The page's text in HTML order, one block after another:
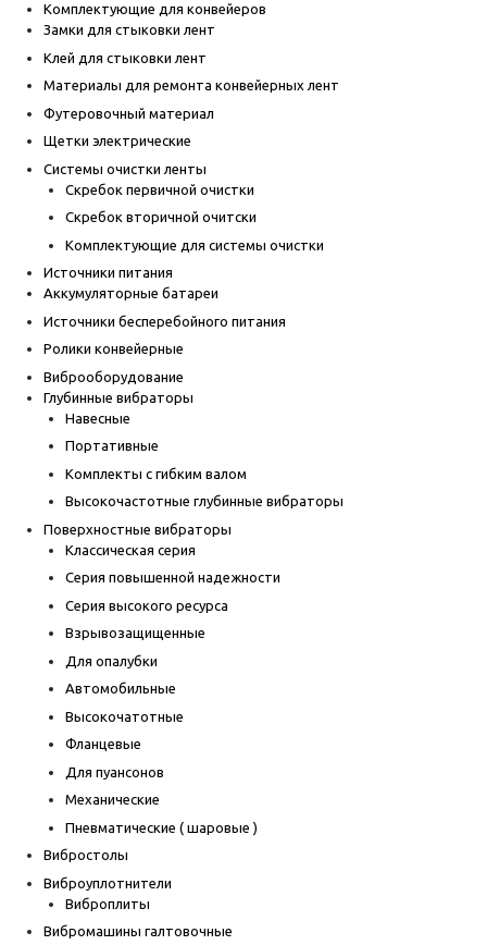
Комплектующие для конвейеров
Замки для стыковки лент
Клей для стыковки лент
Материалы для ремонта конвейерных лент
Футеровочный материал
Щетки электрические
Системы очистки ленты
Скребок первичной очистки
Скребок вторичной очитски
Комплектующие для системы очистки
Источники питания
Аккумуляторные батареи
Источники бесперебойного питания
Ролики конвейерные
Виброоборудование
Глубинные вибраторы
Навесные
Портативные
Комплекты с гибким валом
Высокочастотные глубинные вибраторы
Поверхностные вибраторы
Классическая серия
Серия повышенной надежности
Серия высокого ресурса
Взрывозащищенные
Для опалубки
Автомобильные
Высокочатотные
Фланцевые
Для пуансонов
Механические
Пневматические ( шаровые )
Вибростолы
Виброуплотнители
Виброплиты
Вибромашины галтовочные